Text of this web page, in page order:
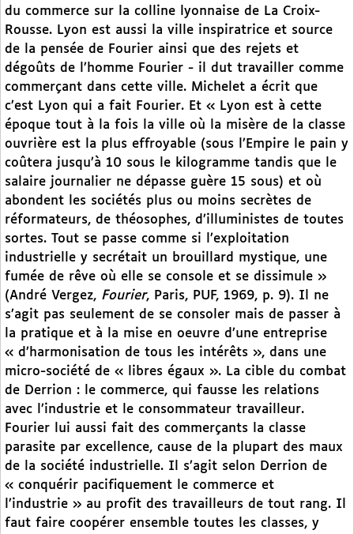
du commerce sur la colline lyonnaise de La Croix-
Rousse. Lyon est aussi la ville inspiratrice et source
de la pensée de Fourier ainsi que des rejets et
dégoûts de l’homme Fourier - il dut travailler comme
commerçant dans cette ville. Michelet a écrit que
c’est Lyon qui a fait Fourier. Et « Lyon est à cette
époque tout à la fois la ville où la misère de la classe
ouvrière est la plus effroyable (sous l’Empire le pain y
coûtera jusqu’à 10 sous le kilogramme tandis que le
salaire journalier ne dépasse guère 15 sous) et où
abondent les sociétés plus ou moins secrètes de
réformateurs, de théosophes, d’illuministes de toutes
sortes. Tout se passe comme si l’exploitation
industrielle y secrétait un brouillard mystique, une
fumée de rêve où elle se console et se dissimule »
(André Vergez, Fourier, Paris, PUF, 1969, p. 9). Il ne
s’agit pas seulement de se consoler mais de passer à
la pratique et à la mise en oeuvre d’une entreprise
« d’harmonisation de tous les intérêts », dans une
micro-société de « libres égaux ». La cible du combat
de Derrion : le commerce, qui fausse les relations
avec l’industrie et le consommateur travailleur.
Fourier lui aussi fait des commerçants la classe
parasite par excellence, cause de la plupart des maux
de la société industrielle. Il s’agit selon Derrion de
« conquérir pacifiquement le commerce et
l’industrie » au profit des travailleurs de tout rang. Il
faut faire coopérer ensemble toutes les classes, y